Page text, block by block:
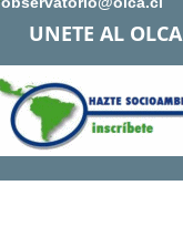
UNETE AL OLCA